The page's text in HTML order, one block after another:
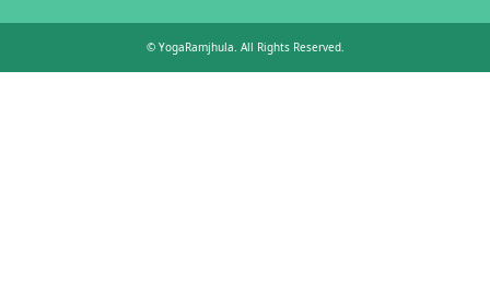
© YogaRamjhula . All Rights Reserved.